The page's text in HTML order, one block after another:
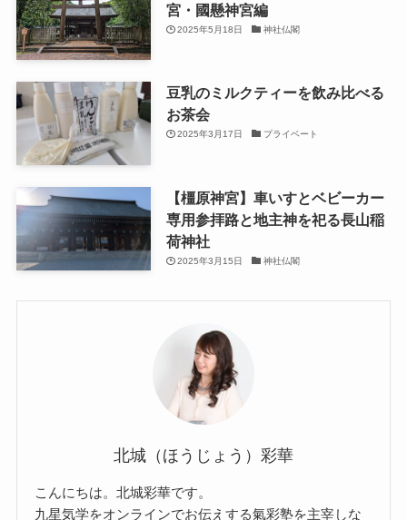
宮・國懸神宮編
2025年5月18日 神社仏閣
豆乳のミルクティーを飲み比べる
お茶会
2025年3月17日 プライベート
【橿原神宮】車いすとベビーカー
専用参拝路と地主神を祀る長山稲
荷神社
2025年3月15日 神社仏閣
北城（ほうじょう）彩華
こんにちは。北城彩華です。
九星気学をオンラインでお伝えする氣彩塾を主宰しな